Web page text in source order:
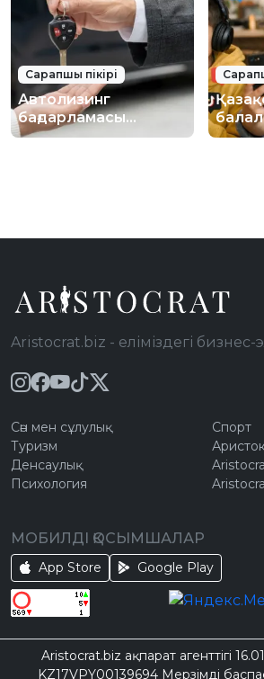
Сарапшы пікірі
Автолизинг
бағдарламасы
неліктен сұранысқа
Aristocrat.biz - еліміздегі бизнес-
Сән мен сұлулық
Туризм
Денсаулық
Психология
Спорт
МОБИЛДІ ҚОСЫМШАЛАР
App Store Google Play
Aristocrat.biz ақпарат агенттігі
KZ17VPY00139694 Мерзімді